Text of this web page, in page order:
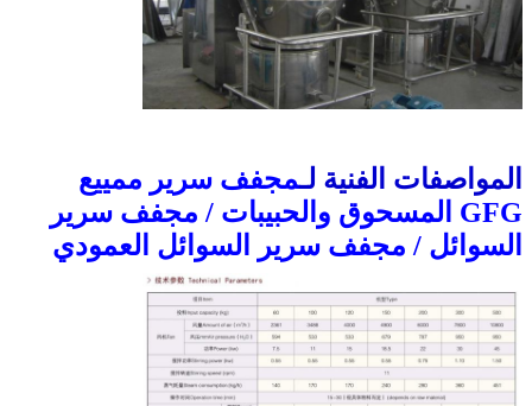
المواصفات الفنية لـمجفف سرير ممييع
GFG المسحوق والحبيبات / مجفف سرير
السوائل / مجفف سرير السوائل العمودي